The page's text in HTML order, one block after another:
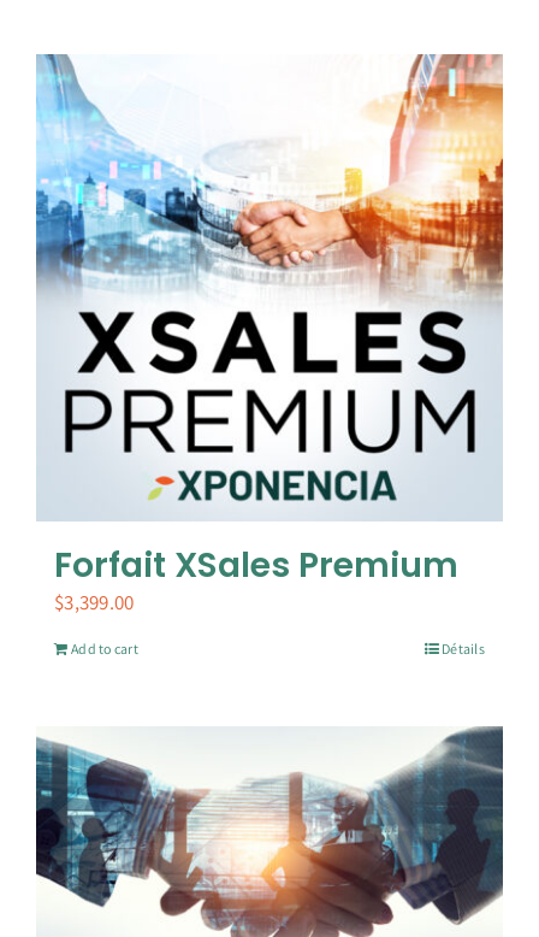
Forfait XSales Premium
$3,399.00
Add to cart Détails